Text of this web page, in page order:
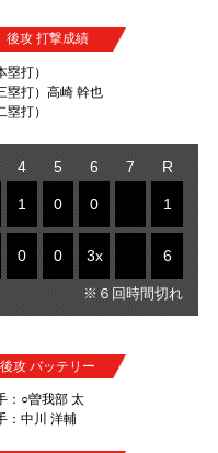
後攻 打撃成績
塁打）
塁打）高崎 幹也
塁打）
4 5 6 7
R
1 0 0 1
0 0 3x 6
※６回時間切れ
後攻 バッテリー
：○曽我部 太
：中川 洋輔